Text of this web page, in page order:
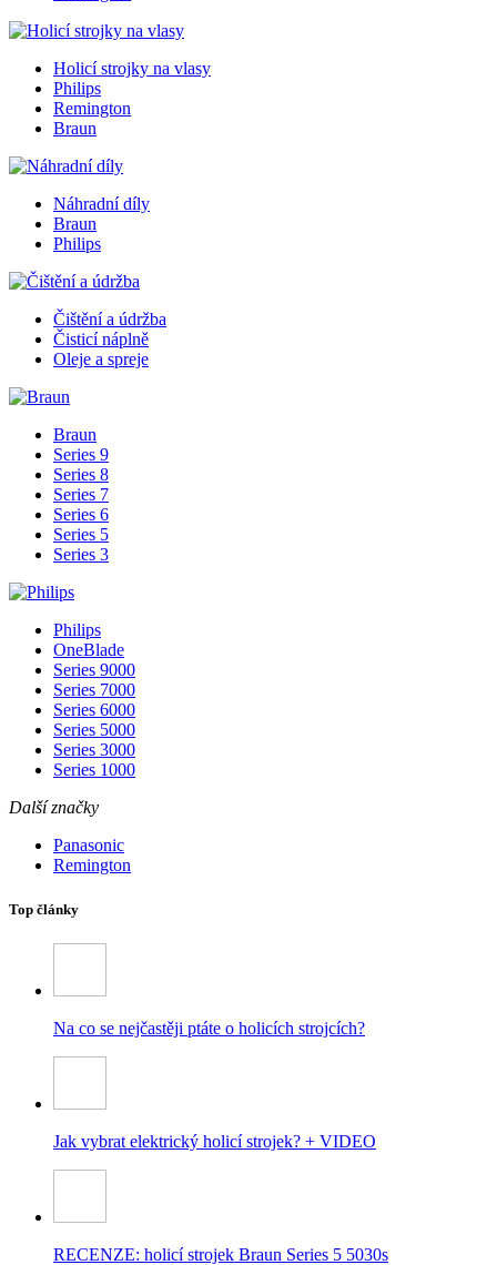
Holicí strojky na vlasy
Philips
Remington
Braun
Náhradní díly
Braun
Philips
Čištění a údržba
Čisticí náplně
Oleje a spreje
Braun
Series 9
Series 8
Series 7
Series 6
Series 5
Series 3
Philips
OneBlade
Series 9000
Series 7000
Series 6000
Series 5000
Series 3000
Series 1000
Další značky
Panasonic
Remington
Top články
Na co se nejčastěji ptáte o holicích strojcích?
Jak vybrat elektrický holicí strojek? + VIDEO
RECENZE: holicí strojek Braun Series 5 5030s